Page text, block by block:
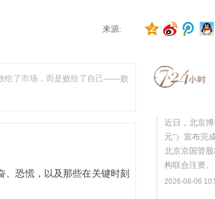
来源:
给了市场，而是败给了自己——败
恐慌，以及那些在关键时刻
近日，北京
元”）宣布完
北京京国管
构联合注资。
2026-08-06